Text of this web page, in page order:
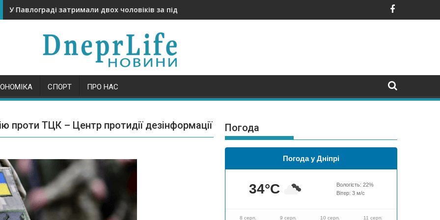
У Павлограді затримали двох чоловіків за підозрою у вимаганні грошей і автомобілів
СПОРТ ПРО НАС
проти ТЦК – Центр протидії дезінформації Погода
Погода у Дніпрі
34°C Вологість: 22%
Вітер: 3м/с
8 серп. 9 серп. 10 серп. 11 серп.